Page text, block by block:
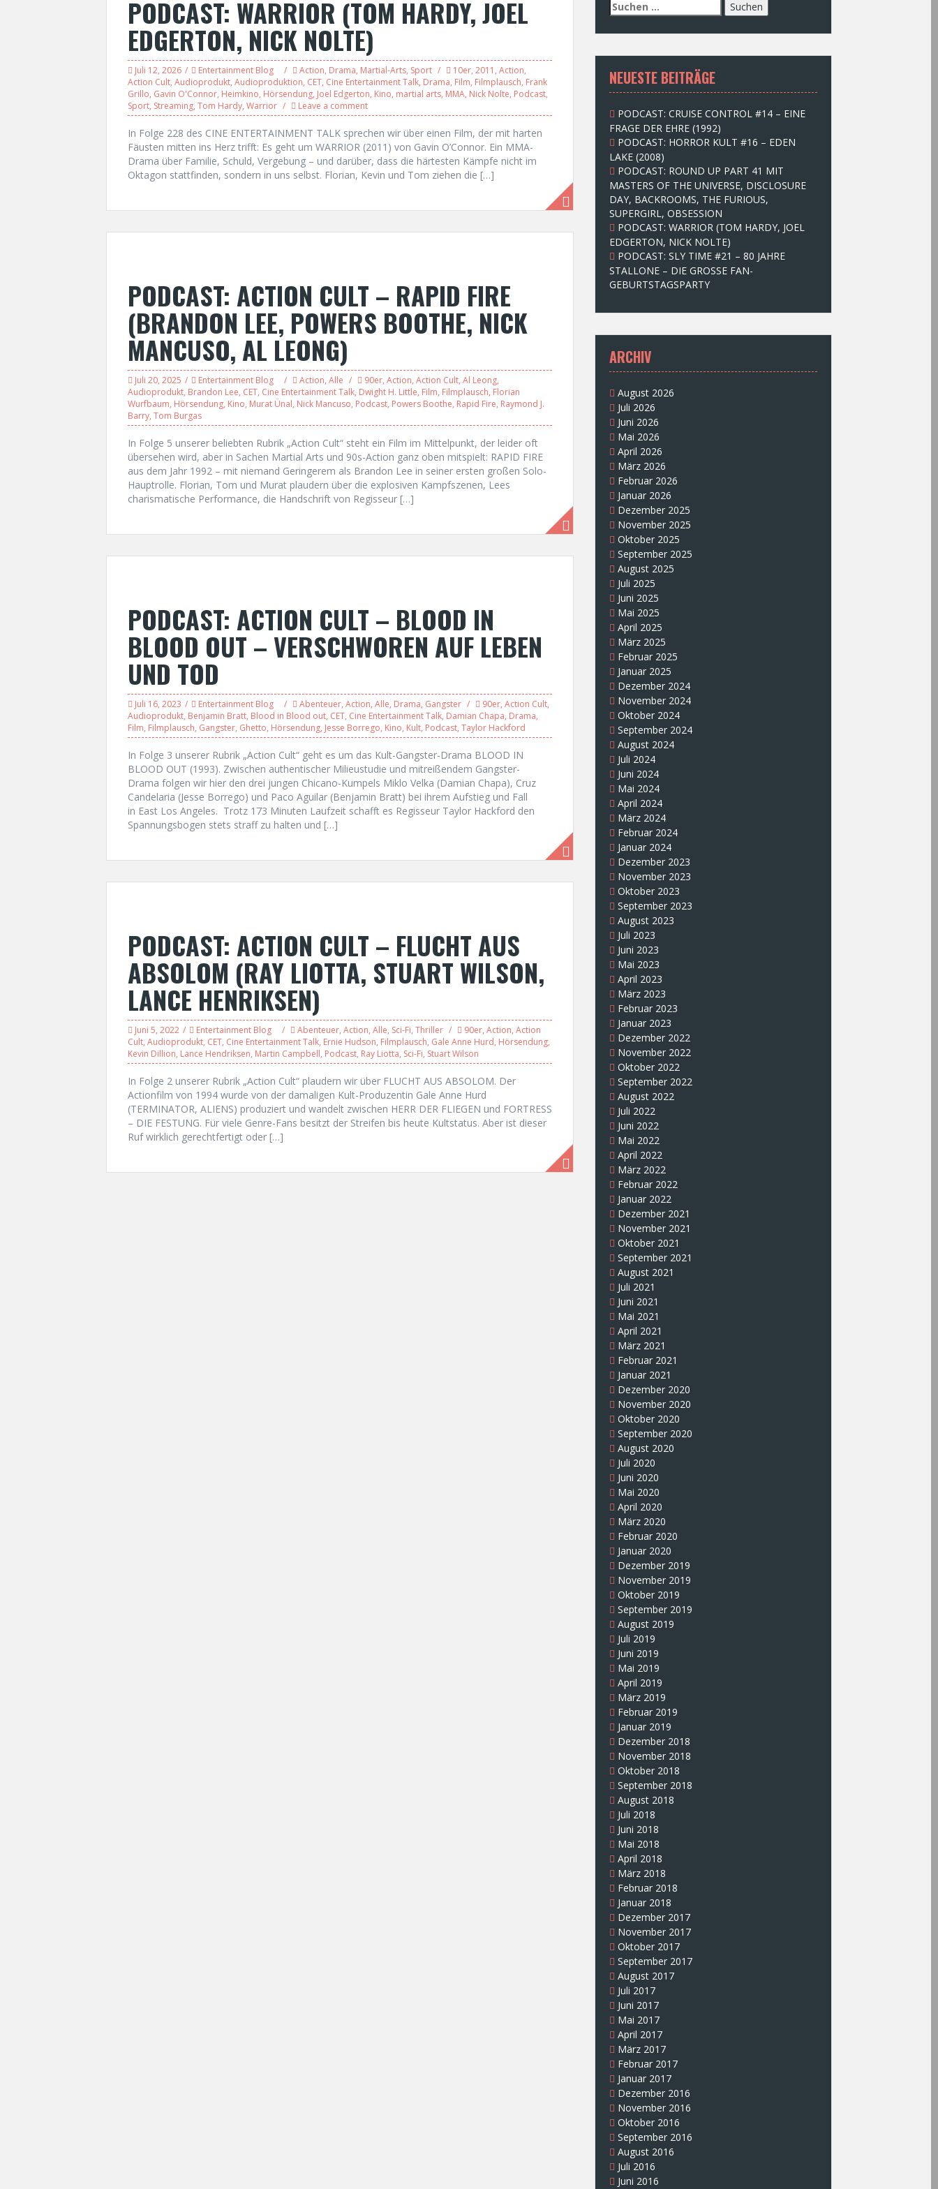
PODCAST: WARRIOR (TOM HARDY, JOEL
EDGERTON, NICK NOLTE)
Juli 12, 2026 Entertainment Blog Action, Drama, Martial-Arts, Sport 10er, 2011 , Action,
Action Cult, Audioprodukt, Audioproduktion, CET, Cine Entertainment Talk, Drama, Film, Filmplausch, Frank
Grillo, Gavin O'Connor, Heimkino, Hörsendung, Joel Edgerton, Kino, martial arts, MMA, Nick Nolte, Podcast,
Sport, Streaming, Tom Hardy, Warrior Leave a comment
In Folge 228 des CINE ENTERTAINMENT TALK sprechen wir über einen Film, der mit harten
Fäusten mitten ins Herz trifft: Es geht um WARRIOR (2011) von Gavin O’Connor. Ein MMA-
Drama über Familie, Schuld, Vergebung – und darüber, dass die härtesten Kämpfe nicht im
Oktagon stattfinden, sondern in uns selbst. Florian, Kevin und Tom ziehen die […]
PODCAST: ACTION CULT – RAPID FIRE
(BRANDON LEE, POWERS BOOTHE, NICK
MANCUSO, AL LEONG)
Juli 20, 2025 Entertainment Blog Action, Alle 90er, Action, Action Cult, Al Leong,
Audioprodukt, Brandon Lee, CET, Cine Entertainment Talk, Dwight H. Little, Film, Filmplausch, Florian
Wurfbaum, Hörsendung, Kino, Murat Ünal, Nick Mancuso, Podcast, Powers Boothe, Rapid Fire, Raymond J.
Barry, Tom Burgas
In Folge 5 unserer beliebten Rubrik „Action Cult“ steht ein Film im Mittelpunkt, der leider oft
übersehen wird, aber in Sachen Martial Arts und 90s-Action ganz oben mitspielt: RAPID FIRE
aus dem Jahr 1992 – mit niemand Geringerem als Brandon Lee in seiner ersten großen Solo-
Hauptrolle. Florian, Tom und Murat plaudern über die explosiven Kampfszenen, Lees
charismatische Performance, die Handschrift von Regisseur […]
PODCAST: ACTION CULT – BLOOD IN
BLOOD OUT – VERSCHWOREN AUF LEBEN
UND TOD
Juli 16, 2023 Entertainment Blog Abenteuer, Action, Alle, Drama, Gangster 90er, Action Cult,
Audioprodukt, Benjamin Bratt, Blood in Blood out, CET, Cine Entertainment Talk, Damian Chapa, Drama,
Film, Filmplausch, Gangster, Ghetto, Hörsendung, Jesse Borrego, Kino, Kult, Podcast, Taylor Hackford
In Folge 3 unserer Rubrik „Action Cult“ geht es um das Kult-Gangster-Drama BLOOD IN
BLOOD OUT (1993). Zwischen authentischer Milieustudie und mitreißendem Gangster-
Drama folgen wir hier den drei jungen Chicano-Kumpels Miklo Velka (Damian Chapa), Cruz
Candelaria (Jesse Borrego) und Paco Aguilar (Benjamin Bratt) bei ihrem Aufstieg und Fall
in East Los Angeles. Trotz 173 Minuten Laufzeit schafft es Regisseur Taylor Hackford den
Spannungsbogen stets straff zu halten und […]
PODCAST: ACTION CULT – FLUCHT AUS
ABSOLOM (RAY LIOTTA, STUART WILSON,
LANCE HENRIKSEN)
Juni 5, 2022 Entertainment Blog Abenteuer, Action, Alle, Sci-Fi, Thriller 90er, Action, Action
Cult, Audioprodukt, CET, Cine Entertainment Talk, Ernie Hudson, Filmplausch, Gale Anne Hurd, Hörsendung,
Kevin Dillion, Lance Hendriksen, Martin Campbell, Podcast, Ray Liotta, Sci-Fi, Stuart Wilson
In Folge 2 unserer Rubrik „Action Cult“ plaudern wir über FLUCHT AUS ABSOLOM. Der
Actionfilm von 1994 wurde von der damaligen Kult-Produzentin Gale Anne Hurd
(TERMINATOR, ALIENS) produziert und wandelt zwischen HERR DER FLIEGEN und FORTRESS
– DIE FESTUNG. Für viele Genre-Fans besitzt der Streifen bis heute Kultstatus. Aber ist dieser
Ruf wirklich gerechtfertigt oder […]
S
u
c
e
n
n
c
h
:
NEUESTE BEITRÄGE
PODCAST: CRUISE CONTROL #14 – EINE
FRAGE DER EHRE (1992)
PODCAST: HORROR KULT #16 – EDEN
LAKE (2008)
PODCAST: ROUND UP PART 41 MIT
MASTERS OF THE UNIVERSE, DISCLOSURE
DAY, BACKROOMS, THE FURIOUS,
SUPERGIRL, OBSESSION
PODCAST: WARRIOR (TOM HARDY, JOEL
EDGERTON, NICK NOLTE)
PODCAST: SLY TIME #21 – 80 JAHRE
STALLONE – DIE GROSSE FAN-
GEBURTSTAGSPARTY
ARCHIV
August 2026
Juli 2026
Juni 2026
Mai 2026
April 2026
März 2026
Februar 2026
Januar 2026
Dezember 2025
November 2025
Oktober 2025
September 2025
August 2025
Juli 2025
Juni 2025
Mai 2025
April 2025
März 2025
Februar 2025
Januar 2025
Dezember 2024
November 2024
Oktober 2024
September 2024
August 2024
Juli 2024
Juni 2024
Mai 2024
April 2024
März 2024
Februar 2024
Januar 2024
Dezember 2023
November 2023
Oktober 2023
September 2023
August 2023
Juli 2023
Juni 2023
Mai 2023
April 2023
März 2023
Februar 2023
Januar 2023
Dezember 2022
November 2022
Oktober 2022
September 2022
August 2022
Juli 2022
Juni 2022
Mai 2022
April 2022
März 2022
Februar 2022
Januar 2022
Dezember 2021
November 2021
Oktober 2021
September 2021
August 2021
Juli 2021
Juni 2021
Mai 2021
April 2021
März 2021
Februar 2021
Januar 2021
Dezember 2020
November 2020
Oktober 2020
September 2020
August 2020
Juli 2020
Juni 2020
Mai 2020
April 2020
März 2020
Februar 2020
Januar 2020
Dezember 2019
November 2019
Oktober 2019
September 2019
August 2019
Juli 2019
Juni 2019
Mai 2019
April 2019
März 2019
Februar 2019
Januar 2019
Dezember 2018
November 2018
Oktober 2018
September 2018
August 2018
Juli 2018
Juni 2018
Mai 2018
April 2018
März 2018
Februar 2018
Januar 2018
Dezember 2017
November 2017
Oktober 2017
September 2017
August 2017
Juli 2017
Juni 2017
Mai 2017
April 2017
März 2017
Februar 2017
Januar 2017
Dezember 2016
November 2016
Oktober 2016
September 2016
August 2016
Juli 2016
Juni 2016